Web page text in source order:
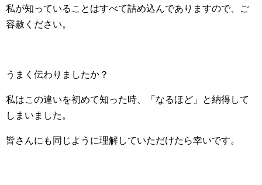
私が知っていることはすべて詰め込んでありますので、ご
容赦ください。
うまく伝わりましたか？
私はこの違いを初めて知った時、「なるほど」と納得して
しまいました。
皆さんにも同じように理解していただけたら幸いです。